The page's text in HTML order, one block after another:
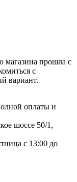
магазина прошла с
с
вариант.
оплаты и
шоссе 50/1,
с 13:00 до